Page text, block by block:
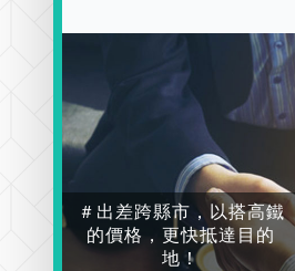
＃出差跨縣市，以搭高鐵
的價格，更快抵達目的
地！